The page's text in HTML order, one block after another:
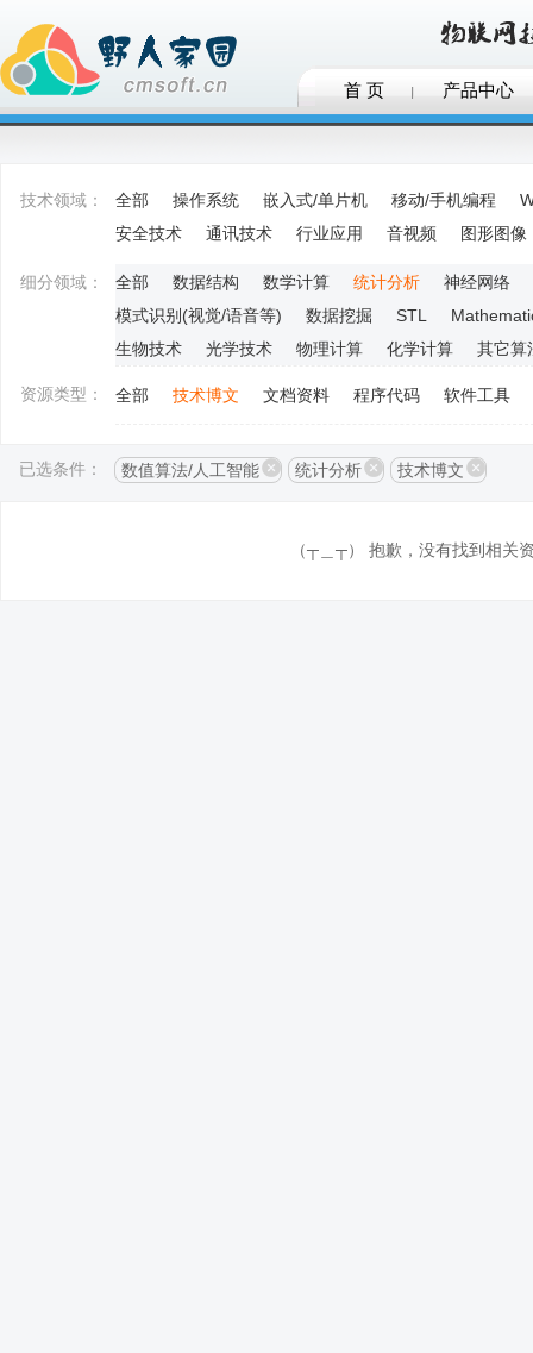
首 页 产品中心
技术领域： 全部 操作系统 嵌入式/单片机 移动/手机编程
安全技术
通讯技术 行业应用 音视频 图形图像
细分领域： 全部 数据结构 数学计算 统计分析
神经网络
模式识别(视觉/语音等)
数据挖掘 STL
生物技术
光学技术 物理计算 化学计算 其它算
资源类型： 全部 技术博文 文档资料 程序代码 软件工具
已选条件： 数值算法/人工智能 统计分析 技术博文
（┬＿┬） 抱歉，没有找到相关